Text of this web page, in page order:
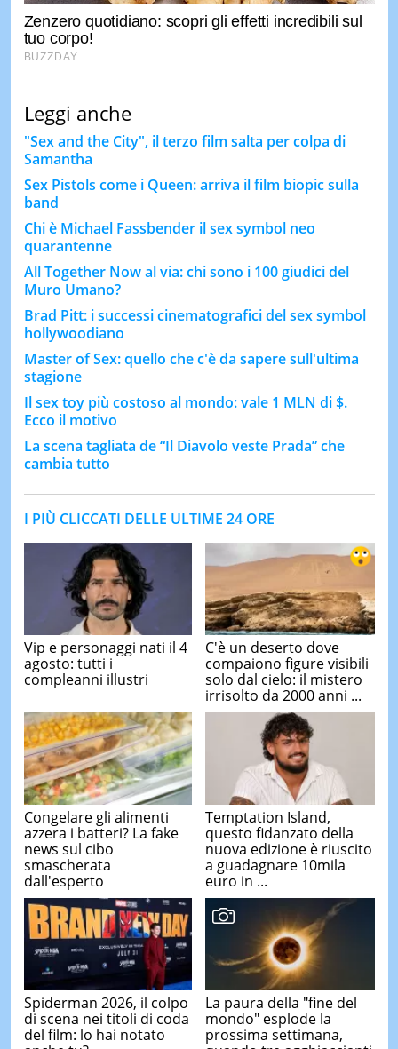
Leggi anche
"Sex and the City", il terzo film salta per colpa di
Samantha
Sex Pistols come i Queen: arriva il film biopic sulla
band
Chi è Michael Fassbender il sex symbol neo
quarantenne
All Together Now al via: chi sono i 100 giudici del
Muro Umano?
Brad Pitt: i successi cinematografici del sex symbol
hollywoodiano
Master of Sex: quello che c'è da sapere sull'ultima
stagione
Il sex toy più costoso al mondo: vale 1 MLN di $.
Ecco il motivo
La scena tagliata de “Il Diavolo veste Prada” che
cambia tutto
I PIÙ CLICCATI DELLE ULTIME 24 ORE
Vip e personaggi nati il 4
agosto: tutti i
compleanni illustri
C'è un deserto dove
compaiono figure visibili
solo dal cielo: il mistero
irrisolto da 2000 anni ...
Congelare gli alimenti
azzera i batteri? La fake
news sul cibo
smascherata
dall'esperto
Temptation Island,
questo fidanzato della
nuova edizione è riuscito
a guadagnare 10mila
euro in ...
Spiderman 2026, il colpo
di scena nei titoli di coda
del film: lo hai notato
La paura della "fine del
mondo" esplode la
prossima settimana,